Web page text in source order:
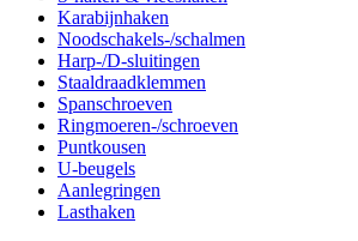
Karabijnhaken
Noodschakels-/schalmen
Harp-/D-sluitingen
Staaldraadklemmen
Spanschroeven
Ringmoeren-/schroeven
Puntkousen
U-beugels
Aanlegringen
Lasthaken